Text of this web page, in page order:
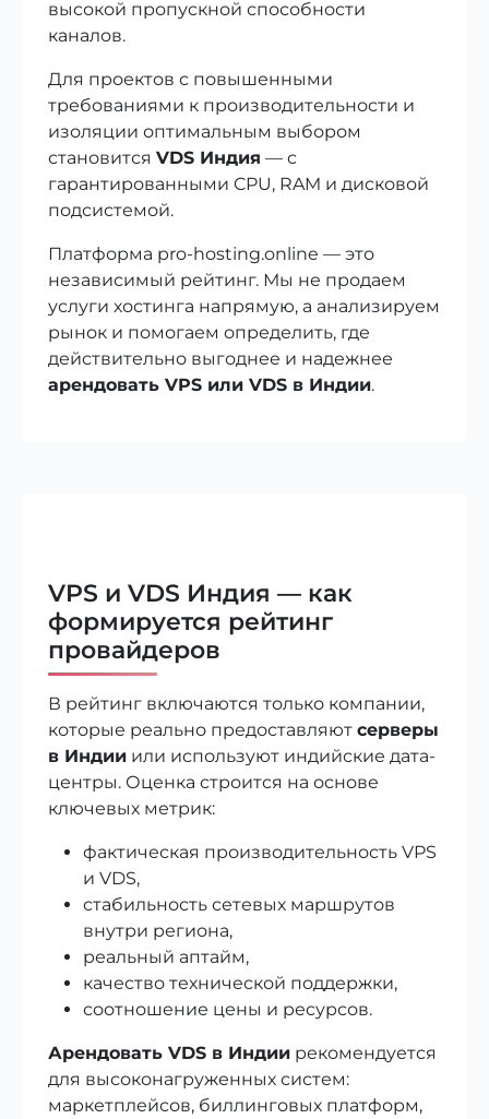
высокой пропускной способности
каналов.
Для проектов с повышенными
требованиями к производительности и
изоляции оптимальным выбором
становится VDS Индия — с
гарантированными CPU, RAM и дисковой
подсистемой.
Платформа pro-hosting.online — это
независимый рейтинг. Мы не продаем
услуги хостинга напрямую, а анализируем
рынок и помогаем определить, где
действительно выгоднее и надежнее
арендовать VPS или VDS в Индии.
VPS и VDS Индия — как
формируется рейтинг
провайдеров
В рейтинг включаются только компании,
которые реально предоставляют серверы
в Индии или используют индийские дата-
центры. Оценка строится на основе
ключевых метрик:
фактическая производительность VPS
и VDS,
стабильность сетевых маршрутов
внутри региона,
реальный аптайм,
качество технической поддержки,
соотношение цены и ресурсов.
Арендовать VDS в Индии рекомендуется
для высоконагруженных систем:
маркетплейсов, биллинговых платформ,